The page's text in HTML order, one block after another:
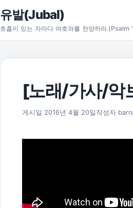
본문으로 건너뛰기
유발(Jubal)
호흡이 있는 자마다 여호와를 찬양하라.(Psalm
[노래/가사/악
게시일 2016년 4월 20일 2025년 11월
작성자